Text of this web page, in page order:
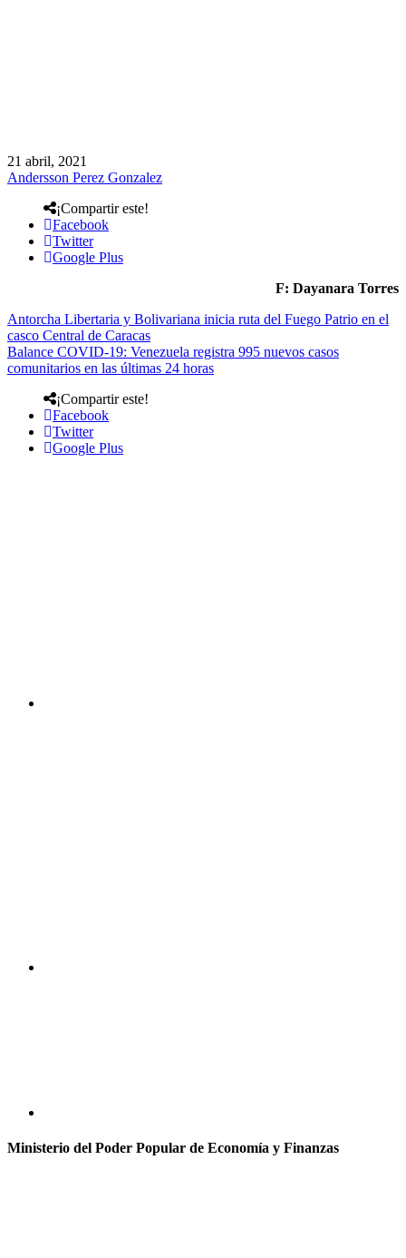
21 abril, 2021
Andersson Perez Gonzalez
¡Compartir este!
Facebook
Twitter
Google Plus
F: Dayanara Torres
Antorcha Libertaria y Bolivariana inicia ruta del Fuego Patrio en el
casco Central de Caracas
Balance COVID-19: Venezuela registra 995 nuevos casos
comunitarios en las últimas 24 horas
¡Compartir este!
Facebook
Twitter
Google Plus
Ministerio del Poder Popular de Economía y Finanzas